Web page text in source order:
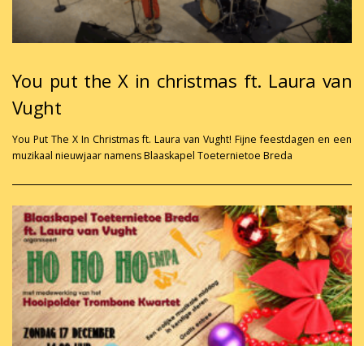
You put the X in christmas ft. Laura van
Vught
You Put The X In Christmas ft. Laura van Vught! Fijne feestdagen en een
muzikaal nieuwjaar namens Blaaskapel Toeternietoe Breda